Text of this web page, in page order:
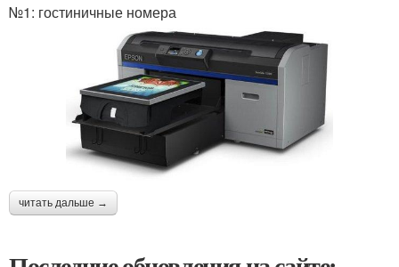
№1: гостиничные номера
читать дальше →